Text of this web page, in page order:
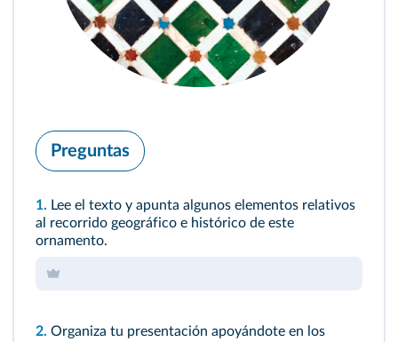
Preguntas
1. Lee el texto y apunta algunos elementos relativos
al recorrido geográfico e histórico de este
ornamento.
2. Organiza tu presentación apoyándote en los